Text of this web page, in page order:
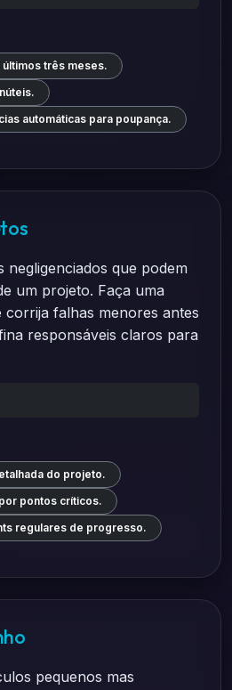
três meses.
automáticas para poupança.
negligenciados que podem
um projeto. Faça uma
corrija falhas menores antes
responsáveis claros para
do projeto.
pontos críticos.
regulares de progresso.
pequenos mas